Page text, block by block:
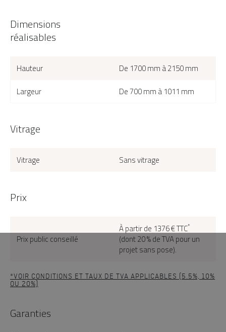
Dimensions
réalisables
Hauteur
De 1700 mm à 2150 mm
Largeur
De 700 mm à 1011 mm
Vitrage
Vitrage Sans vitrage
Prix
Prix public conseillé
À partir de 1376 € TTC*
(dont 20 % de TVA pour un
projet sans pose).
*VOIR CONDITIONS ET TAUX DE TVA APPLICABLES (5.5%, 10%
OU 20%)
Garanties